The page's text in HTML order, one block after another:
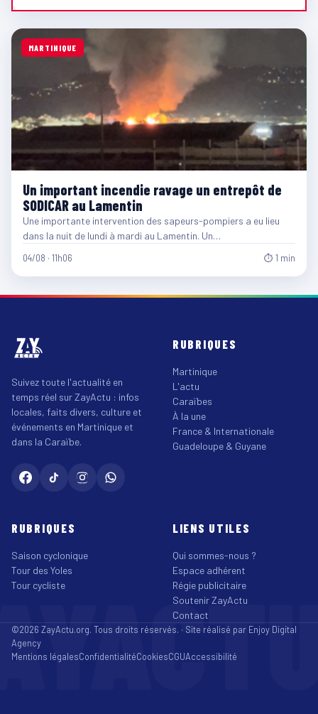
MARTINIQUE
Un important incendie ravage un entrepôt de
SODICAR au Lamentin
Une importante intervention des sapeurs-pompiers a eu lieu
dans la nuit de lundi à mardi au Lamentin. Un…
04/08 · 11h06 ⏱ 1 min
Suivez toute l'actualité en
temps réel sur ZayActu : infos
locales, faits divers, culture et
événements en Martinique et
dans la Caraïbe.
RUBRIQUES
Martinique
L'actu
Caraïbes
À la une
France & Internationale
Guadeloupe & Guyane
RUBRIQUES
Saison cyclonique
Tour des Yoles
Tour cycliste
LIENS UTILES
Qui sommes-nous ?
Espace adhérent
Régie publicitaire
Soutenir ZayActu
Contact
©2026 ZayActu.org. Tous droits réservés. · Site réalisé par Enjoy Digital
Agency
Mentions légalesConfidentialitéCookiesCGUAccessibilité